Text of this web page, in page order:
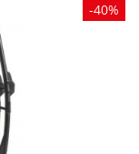
-40%